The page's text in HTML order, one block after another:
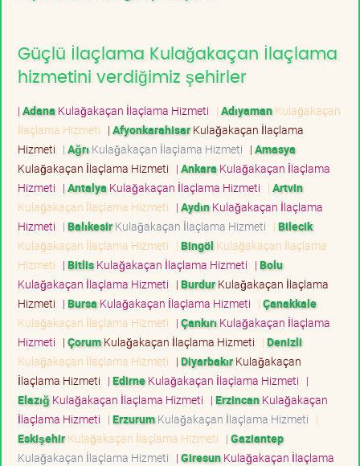
Güçlü İlaçlama Kulağakaçan İlaçlama
hizmetini verdiğimiz şehirler
| Adana Kulağakaçan İlaçlama Hizmeti | AdıyamanKulağakaçan
İlaçlama Hizmeti | AfyonkarahisarKulağakaçan İlaçlama
Hizmeti | Ağrı Kulağakaçan İlaçlama Hizmeti | Amasya
Kulağakaçan İlaçlama Hizmeti | Ankara Kulağakaçan İlaçlama
Hizmeti | Antalya Kulağakaçan İlaçlama Hizmeti | Artvin
Kulağakaçan İlaçlama Hizmeti | AydınKulağakaçan İlaçlama
Hizmeti | BalıkesirKulağakaçan İlaçlama Hizmeti | Bilecik
Kulağakaçan İlaçlama Hizmeti | Bingöl Kulağakaçan İlaçlama
Hizmeti | BitlisKulağakaçan İlaçlama Hizmeti | Bolu
Kulağakaçan İlaçlama Hizmeti | BurdurKulağakaçan İlaçlama
Hizmeti | Bursa Kulağakaçan İlaçlama Hizmeti | Çanakkale
Kulağakaçan İlaçlama Hizmeti | Çankırı Kulağakaçan İlaçlama
Hizmeti | ÇorumKulağakaçan İlaçlama Hizmeti | Denizli
Kulağakaçan İlaçlama Hizmeti | DiyarbakırKulağakaçan
İlaçlama Hizmeti | EdirneKulağakaçan İlaçlama Hizmeti |
Elazığ Kulağakaçan İlaçlama Hizmeti | ErzincanKulağakaçan
İlaçlama Hizmeti | ErzurumKulağakaçan İlaçlama Hizmeti |
EskişehirKulağakaçan İlaçlama Hizmeti | Gaziantep
Kulağakaçan İlaçlama Hizmeti | GiresunKulağakaçan İlaçlama